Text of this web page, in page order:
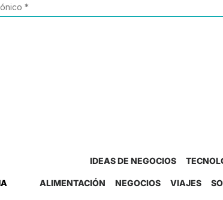
IDEAS DE NEGOCIOS
ALIMENTACIÓN NEGOCIOS VIAJES